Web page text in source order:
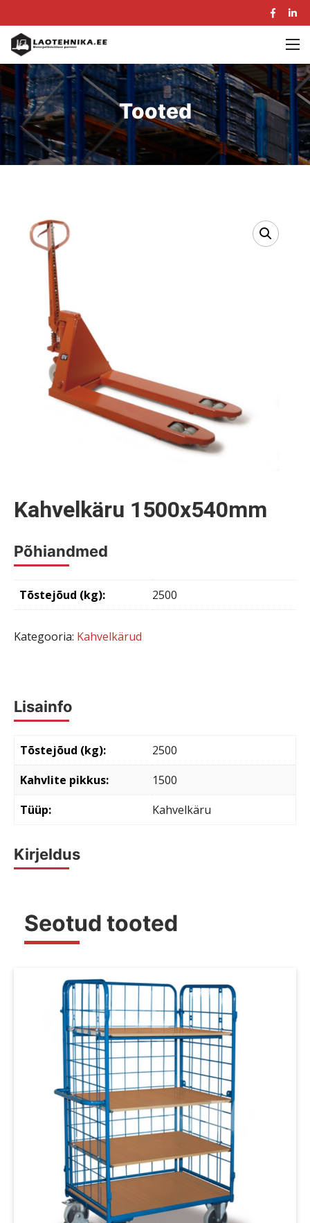
Tooted
Kahvelkäru 1500x540mm
Põhiandmed
Tõstejõud (kg): 2500
Kategooria: Kahvelkärud
Lisainfo
Tõstejõud (kg)
2500
Kahvlite pikkus
1500
Tüüp
Kahvelkäru
Kirjeldus
Seotud tooted